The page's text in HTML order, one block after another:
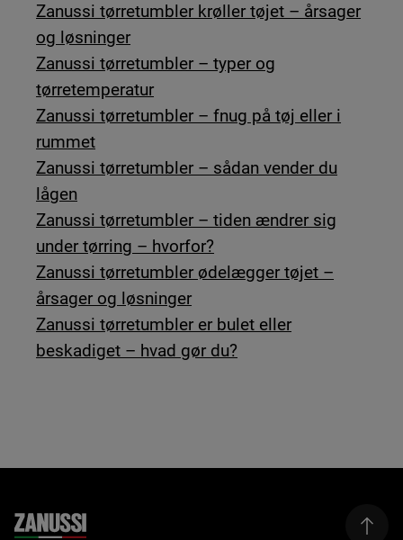
Zanussi tørretumbler krøller tøjet – årsager
og løsninger
Zanussi tørretumbler – typer og
tørretemperatur
Zanussi tørretumbler – fnug på tøj eller i
rummet
Zanussi tørretumbler – sådan vender du
lågen
Zanussi tørretumbler – tiden ændrer sig
under tørring – hvorfor?
Zanussi tørretumbler ødelægger tøjet –
årsager og løsninger
Zanussi tørretumbler er bulet eller
beskadiget – hvad gør du?